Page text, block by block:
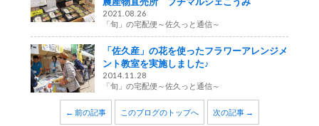
2021.08.26
「旬」の宅配便～佐久っと通信～
「佐久産」の花を使ったフラワーアレンジメ
ント教室を実施しました♪
2014.11.28
「旬」の宅配便～佐久っと通信～
← 前の記事 このブログのトップへ 次の記事 →